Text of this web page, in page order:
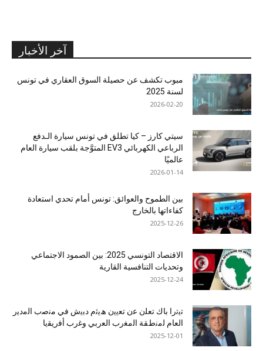
آخر الأخبار
مبوب تكشف عن حصيلة السوق العقاري في تونس
لسنة 2025
2026-02-20
سيتي كارز – كيا تطلق في تونس سيارة الـدفع
الرباعي الكهربائي EV3 المتوَّجة بلقب سيارة العام
عالميًا
2026-01-14
بين الطموح والعوائق: تونس أمام تحدي استعادة
كفاءاتها بالخارج
2025-12-26
الاقتصاد التونسي 2025: بين الصمود الاجتماعي
وتحديات التنافسية القارية
2025-12-24
ﺗﯾﺗرا ﺑﺎك ﺗﻌﻠن ﻋن ﺗﻌﯾﯾن ھﯾﺛم دﺑﯾش ﻓﻲ ﻣﻧﺻب اﻟﻣدﯾر
اﻟﻌﺎم ﻟﻣﻧطﻘﺔ اﻟﻣﻐرب اﻟﻌرﺑﻲ وﻏرب أﻓرﯾﻘﯾﺎ
2025-12-01